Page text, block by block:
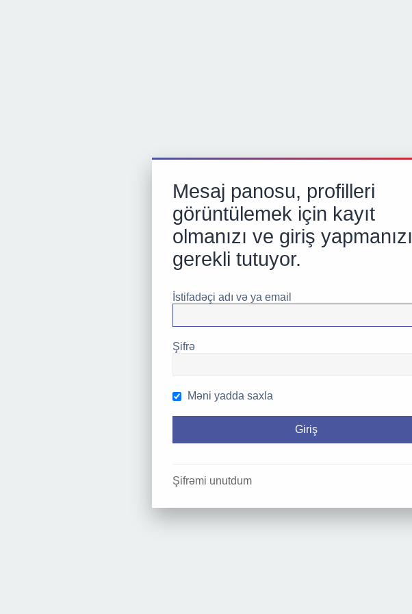
Mesaj panosu, profilleri
görüntülemek için kayıt
olmanızı ve giriş yapmanızı
gerekli tutuyor.
İstifadəçi adı və ya email
Şifrə
Məni yadda saxla
Şifrəmi unutdum